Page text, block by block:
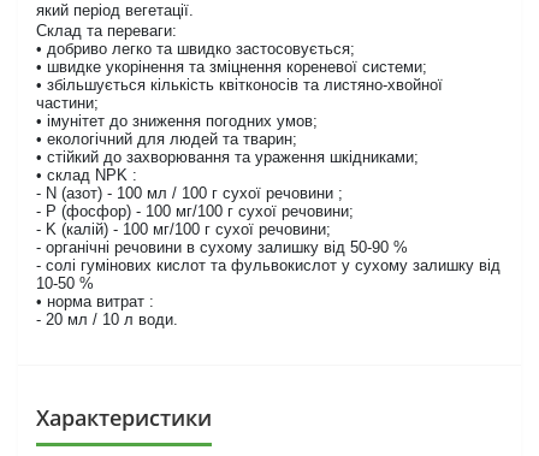
який період вегетації.
Склад та переваги:
• добриво легко та швидко застосовується;
• швидке укорінення та зміцнення кореневої системи;
• збільшується кількість квітконосів та листяно-хвойної
частини;
• імунітет до зниження погодних умов;
• екологічний для людей та тварин;
• стійкий до захворювання та ураження шкідниками;
• склад NPK :
- N (азот) - 100 мл / 100 г сухої речовини ;
- P (фосфор) - 100 мг/100 г сухої речовини;
- K (калій) - 100 мг/100 г сухої речовини;
- органічні речовини в сухому залишку від 50-90 %
- солі гумінових кислот та фульвокислот у сухому залишку від
10-50 %
• норма витрат :
- 20 мл / 10 л води.
Характеристики